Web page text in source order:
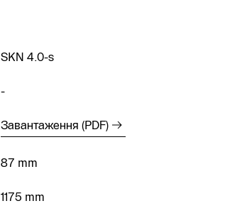
SKN 4.0-s
-
Завантаження (PDF)
87 mm
1175 mm